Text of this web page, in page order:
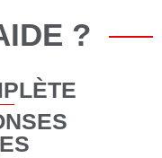
?